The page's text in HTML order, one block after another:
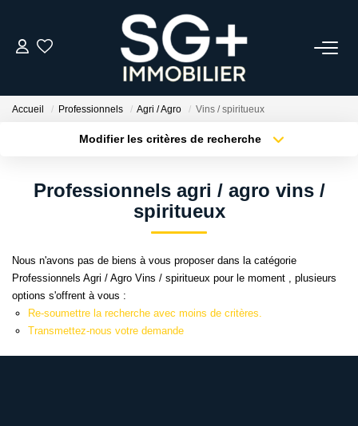
GESTION
ESTIMER
L'AGENCE
ACTUALITÉS
Accueil Professionnels Agri / Agro Vins / spiritueux
Modifier les critères de recherche
Type de bien
Surface min
Créer une alerte
Professionnels agri / agro vins /
spiritueux
Nous n'avons pas de biens à vous proposer dans la catégorie
Professionnels Agri / Agro Vins / spiritueux pour le moment , plusieurs
options s'offrent à vous :
Re-soumettre la recherche avec moins de critères.
Transmettez-nous votre demande